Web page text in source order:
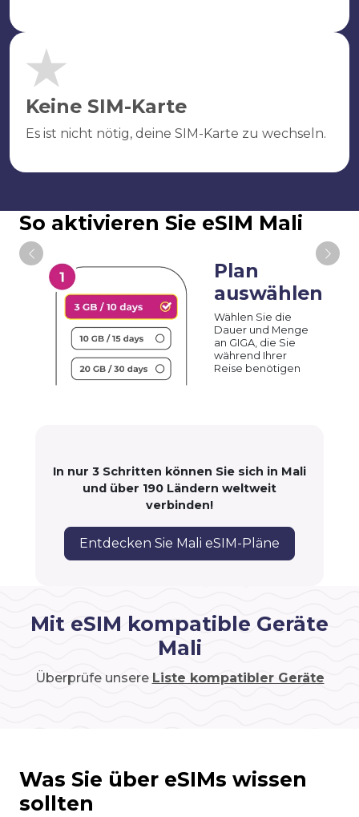
Keine SIM-Karte
Es ist nicht nötig, deine SIM-Karte zu wechseln.
So aktivieren Sie eSIM Mali
Plan
auswählen
Wählen Sie die
Dauer und Menge
an GIGA, die Sie
während Ihrer
Reise benötigen
In nur 3 Schritten können Sie sich in Mali
und über 190 Ländern weltweit
verbinden!
Entdecken Sie Mali eSIM-Pläne
Mit eSIM kompatible Geräte
Mali
Überprüfe unsere Liste kompatibler Geräte
Was Sie über eSIMs wissen
sollten